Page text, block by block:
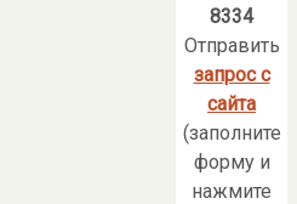
8334
Отправить
запрос с
сайта
(заполните
форму и
нажмите